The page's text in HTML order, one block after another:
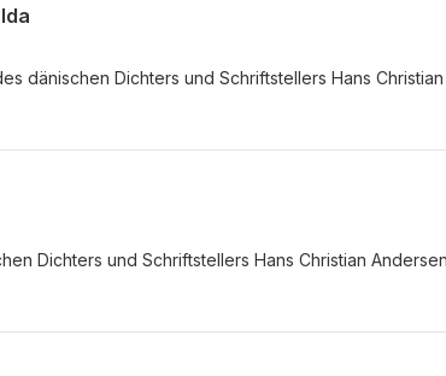
dänischen Dichters und Schriftstellers Hans Christian
Dichters und Schriftstellers Hans Christian